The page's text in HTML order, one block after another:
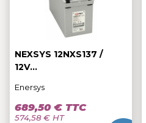
NEXSYS 12NXS137 /
12V...
Enersys
689,50 € TTC
574,58 € HT